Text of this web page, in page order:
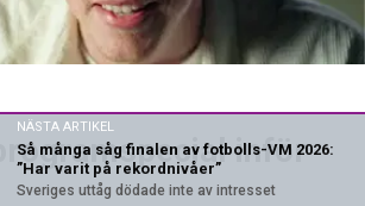
inför
NÄSTA ARTIKEL
Så många såg finalen av fotbolls-VM 2026:
”Har varit på rekordnivåer”
Sveriges uttåg dödade inte av intresset